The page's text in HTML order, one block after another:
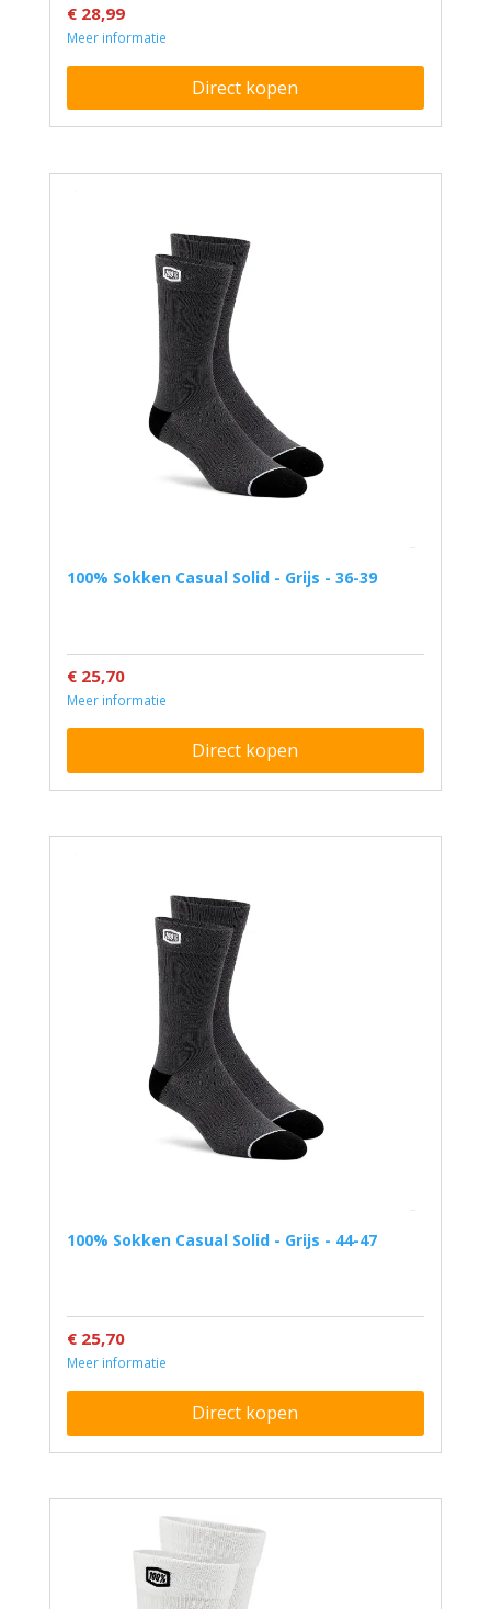
€ 28,99
Meer informatie
Direct kopen
100% Sokken Casual Solid - Grijs - 36-39
€ 25,70
Meer informatie
Direct kopen
100% Sokken Casual Solid - Grijs - 44-47
€ 25,70
Meer informatie
Direct kopen